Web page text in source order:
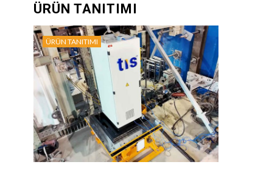
ÜRÜN TANITIMI
ÜRÜN TANITIMI